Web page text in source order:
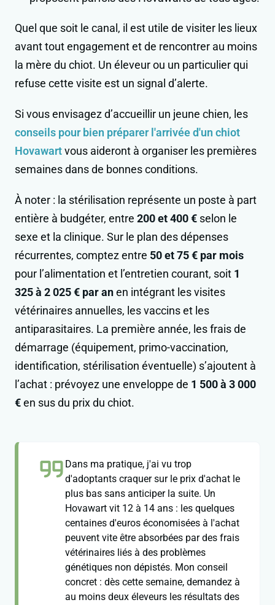
Quel que soit le canal, il est utile de visiter les lieux
avant tout engagement et de rencontrer au moins
la mère du chiot. Un éleveur ou un particulier qui
refuse cette visite est un signal d’alerte.
Si vous envisagez d’accueillir un jeune chien, les
conseils pour bien préparer l'arrivée d'un chiot
Hovawartvous aideront à organiser les premières
semaines dans de bonnes conditions.
À noter : la stérilisation représente un poste à part
entière à budgéter, entre 200 et 400 € selon le
sexe et la clinique. Sur le plan des dépenses
récurrentes, comptez entre 50 et 75 € par mois
pour l’alimentation et l’entretien courant, soit 1
325 à 2 025 € par anen intégrant les visites
vétérinaires annuelles, les vaccins et les
antiparasitaires. La première année, les frais de
démarrage (équipement, primo-vaccination,
identification, stérilisation éventuelle) s’ajoutent à
l’achat : prévoyez une enveloppe de 1 500 à 3 000
€en sus du prix du chiot.
Dans ma pratique, j'ai vu trop
d'adoptants craquer sur le prix d'achat le
plus bas sans anticiper la suite. Un
Hovawart vit 12 à 14 ans : les quelques
centaines d'euros économisées à l'achat
peuvent vite être absorbées par des frais
vétérinaires liés à des problèmes
génétiques non dépistés. Mon conseil
concret : dès cette semaine, demandez à
au moins deux éleveurs les résultats des